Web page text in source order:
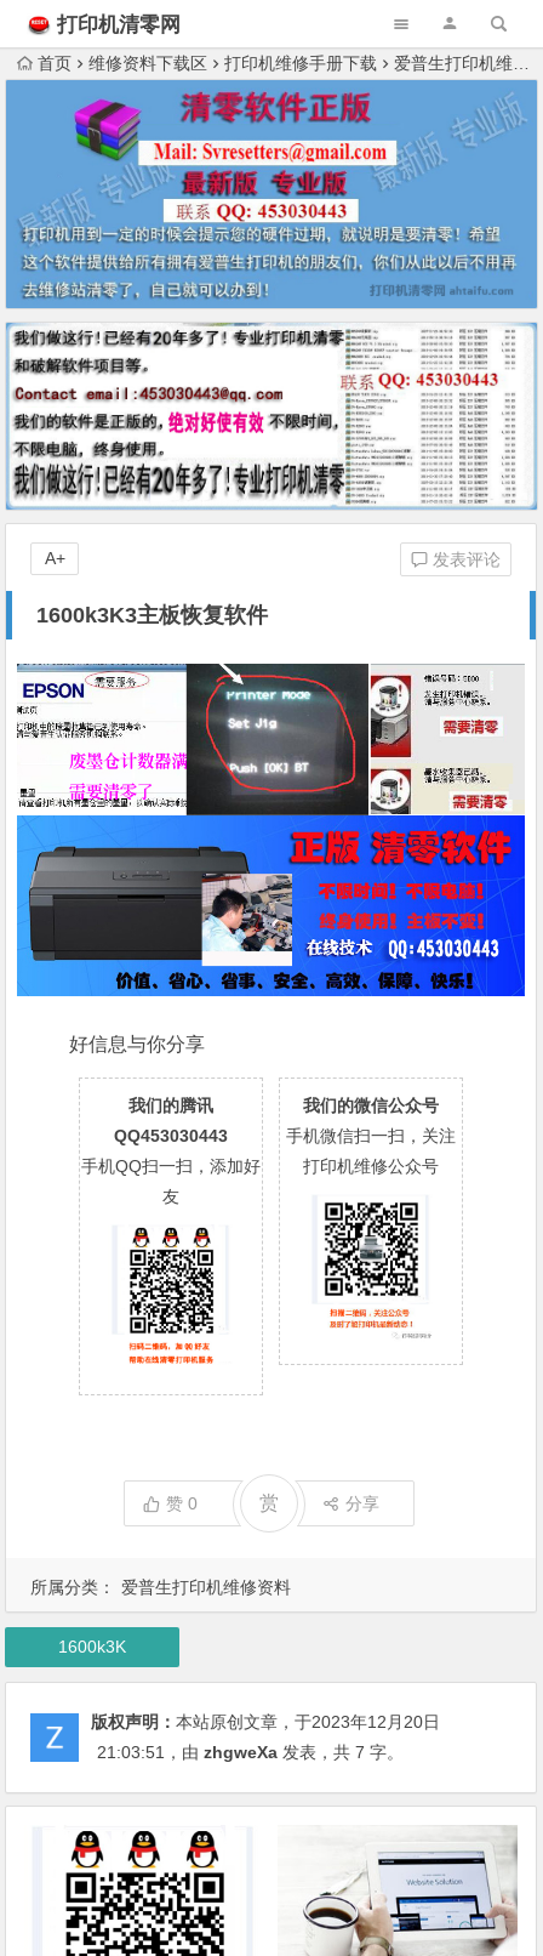
打印机清零网
首页 维修资料下载区 打印机维修手册下载 爱普生打印机维修资料
1600k3K3主板恢复软件
发表评论
A+
所属分类： 爱普生打印机维修资料
好信息与你分享
我们的腾讯
QQ453030443
手机QQ扫一扫，添加好
友
我们的微信公众号
手机微信扫一扫，关注
打印机维修公众号
赞0 赏 分享
1600k3K
版权声明：本站原创文章，于2023年12月20日
21:03:51 ，由zhgweXa 发表，共 7 字。